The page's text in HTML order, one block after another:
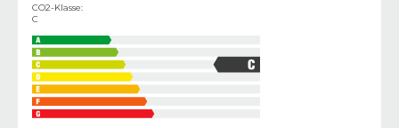
CO2-Klasse:
C